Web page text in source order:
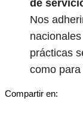
de
Nos
prácticas
como
Compartir en: